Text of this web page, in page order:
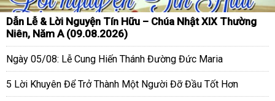
Dẫn Lễ & Lời Nguyện Tín Hữu – Chúa Nhật XIX Thường
Niên, Năm A (09.08.2026)
Ngày 05/08: Lễ Cung Hiến Thánh Đường Đức Maria
5 Lời Khuyên Để Trở Thành Một Người Đỡ Đầu Tốt Hơn